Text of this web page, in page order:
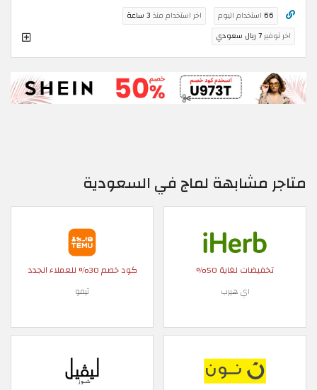
66 استخدام اليوم اخر استخدام منذ 3 ساعة
اخر توفير7 ريال سعودي
متاجر مشابهة لماج في السعودية
تخفيضات لغاية 50%
اي هيرب
كود خصم 30% للعملاء الجدد
تيمو